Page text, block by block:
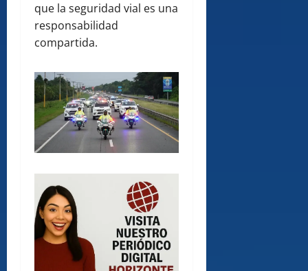
que la seguridad vial es una
responsabilidad
compartida.